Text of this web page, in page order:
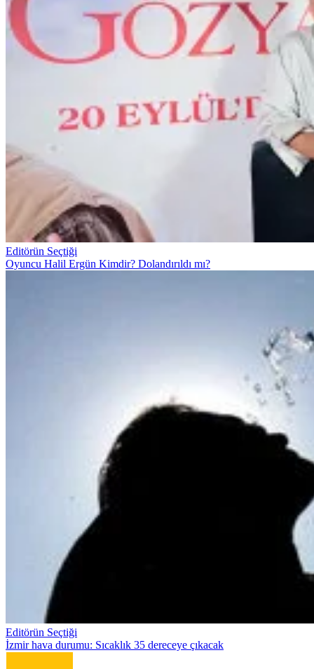
Editörün Seçtiği
Oyuncu Halil Ergün Kimdir? Dolandırıldı mı?
Editörün Seçtiği
İzmir hava durumu: Sıcaklık 35 dereceye çıkacak